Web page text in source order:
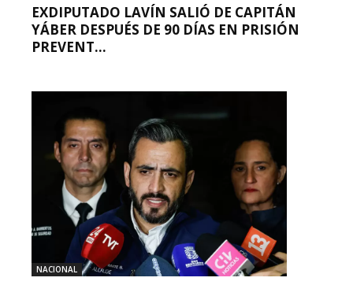
EXDIPUTADO LAVÍN SALIÓ DE CAPITÁN
YÁBER DESPUÉS DE 90 DÍAS EN PRISIÓN
PREVENT...
NACIONAL